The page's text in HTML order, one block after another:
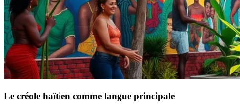
Le créole haïtien comme langue principale